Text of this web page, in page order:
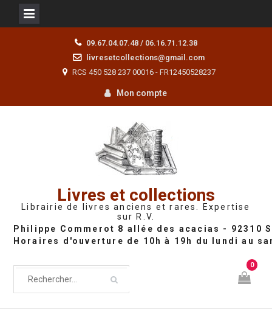
09.67.04.07.48 / 06.16.71.12.38
livresetcollections@gmail.com
RCS 450 528 237 00016 - FR12450528237
Mon compte
Livres et collections
Librairie de livres anciens et rares. Expertise
sur R.V.
0